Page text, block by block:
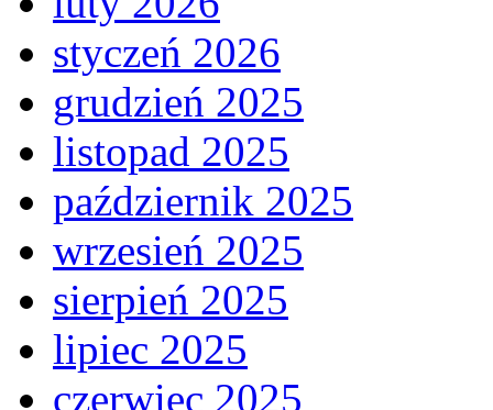
styczeń 2026
grudzień 2025
listopad 2025
październik 2025
wrzesień 2025
sierpień 2025
lipiec 2025
czerwiec 2025